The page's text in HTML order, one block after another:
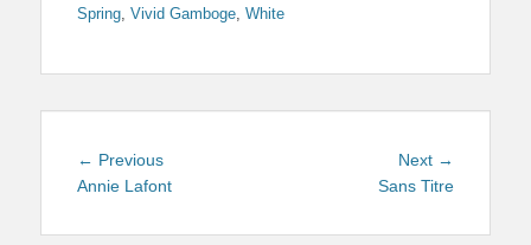
Spring Vivid Gamboge White
Navigation
de
← PreviousPrevious
post:
Annie Lafont
Next →
post:
Sans Titre